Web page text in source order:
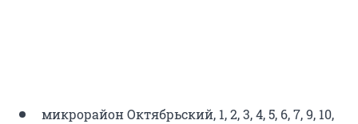
микрорайон Октябрьский, 1, 2, 3, 4, 5, 6, 7, 9, 10,